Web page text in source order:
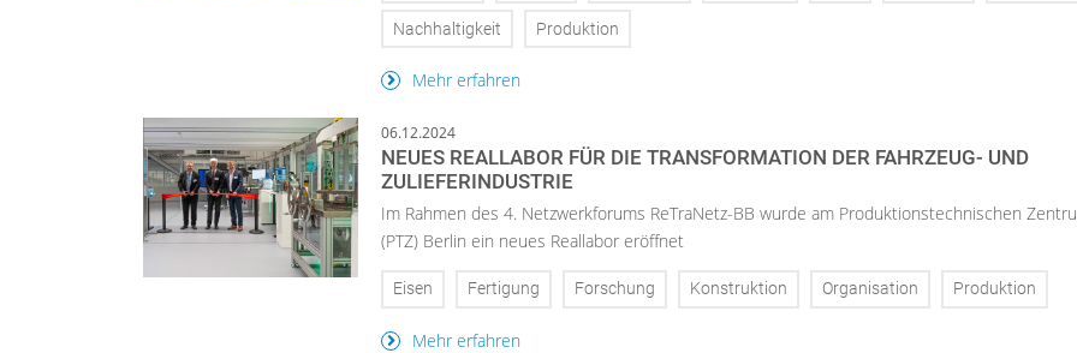
Nachhaltigkeit Produktion
Mehr erfahren
06.12.2024
NEUES REALLABOR FÜR DIE TRANSFORMATION DER FAHRZEUG- UND
ZULIEFERINDUSTRIE
Im Rahmen des 4. Netzwerkforums ReTraNetz-BB wurde am Produktionstechnischen
(PTZ) Berlin ein neues Reallabor eröffnet
Eisen Fertigung Forschung Konstruktion Organisation Produktion
Mehr erfahren